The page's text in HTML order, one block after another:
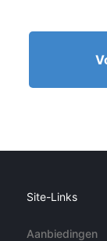
Site-Links
Aanbiedingen